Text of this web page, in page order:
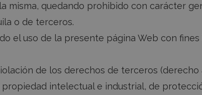
misma, quedando prohibido con carácter
o de terceros.
el uso de la presente página Web con
de los derechos de terceros
propiedad intelectual e industrial, de